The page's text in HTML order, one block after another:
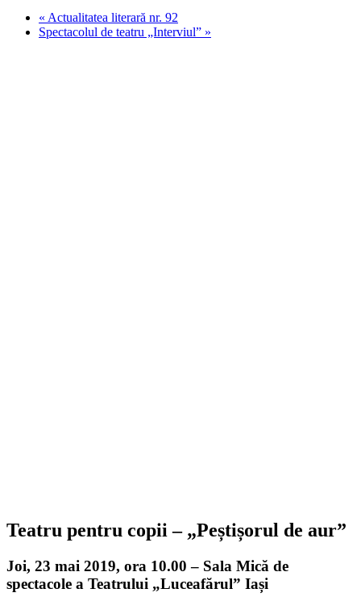
« Actualitatea literară nr. 92
Spectacolul de teatru „Interviul” »
Teatru pentru copii – „Peștișorul de aur”
Joi, 23 mai 2019, ora 10.00 – Sala Mică de
spectacole a Teatrului „Luceafărul” Iași